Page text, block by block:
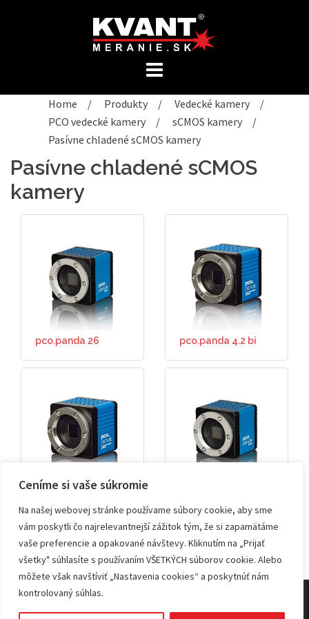
Ceníme si vaše súkromie
Na našej webovej stránke používame súbory cookie, aby sme
vám poskytli čo najrelevantnejší zážitok tým, že si zapamätáme
vaše preferencie a opakované návštevy. Kliknutím na „Prijať
všetky" súhlasíte s používaním VŠETKÝCH súborov cookie. Alebo
môžete však navštíviť „Nastavenia cookies“ a poskytnúť nám
kontrolovaný súhlas.
Home / Produkty / Vedecké kamery
/
PCO vedecké kamery
/ sCMOS kamery
/
Pasívne chladené sCMOS kamery
Pasívne chladené sCMOS
kamery
pco.panda 26 pco.panda 4.2 bi